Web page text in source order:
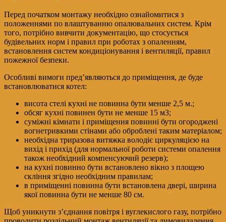
Перед початком монтажу необхідно ознайомитися з
положеннями по влаштуванню опалювальних систем. Крім
того, потрібно вивчити документацію, що стосується
будівельних норм і правил при роботах з опаленням,
встановлення систем кондиціонування і вентиляції, правил
пожежної безпеки.
Особливі вимоги пред’являються до приміщення, де буде
встановлюватися котел:
висота стелі кухні не повинна бути менше 2,5 м.;
обсяг кухні повинен бути не менше 15 м3;
суміжні кімнати і приміщення повинні бути огороджені
вогнетривкими стінами або оброблені таким матеріалом;
необхідна триразова витяжка володіє циркуляцією на
вихід і прихід (для нормальної роботи системи опалення
також необхідний компенсуючий резерв);
на кухні повинно бути встановлено вікно з площею
скління згідно необхідним правилам;
в приміщенні повинна бути встановлена ​​двері, ширина
якої повинна бути не менше 80 см.
Щоб уникнути з’єднання повітря і вуглекислого газу, потрібно